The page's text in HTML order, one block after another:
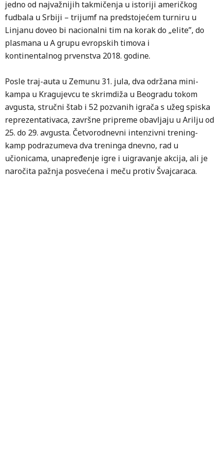
jedno od najvažnijih takmičenja u istoriji američkog
fudbala u Srbiji – trijumf na predstojećem turniru u
Linjanu doveo bi nacionalni tim na korak do „elite”, do
plasmana u A grupu evropskih timova i
kontinentalnog prvenstva 2018. godine.
Posle traj-auta u Zemunu 31. jula, dva održana mini-
kampa u Kragujevcu te skrimdiža u Beogradu tokom
avgusta, stručni štab i 52 pozvanih igrača s užeg spiska
reprezentativaca, završne pripreme obavljaju u Arilju od
25. do 29. avgusta. Četvorodnevni intenzivni trening-
kamp podrazumeva dva treninga dnevno, rad u
učionicama, unapređenje igre i uigravanje akcija, ali je
naročita pažnja posvećena i meču protiv Švajcaraca.